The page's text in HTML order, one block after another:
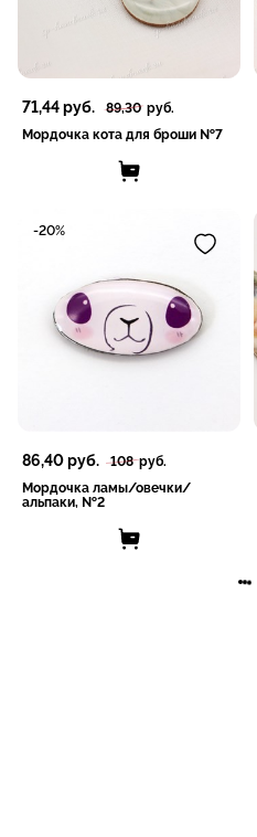
71,44руб. 89,30 руб.
Мордочка кота для броши №7
86,40руб. 108руб.
Мордочка ламы/овечки/
альпаки, №2
-20%